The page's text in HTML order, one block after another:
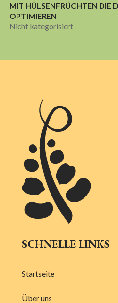
MIT HÜLSENFRÜCHTEN DIE
OPTIMIEREN
Nicht kategorisiert
SCHNELLE LINKS
Startseite
Über uns